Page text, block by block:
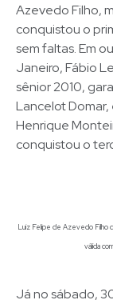
Azevedo Filho,
conquistou o
sem faltas. Em
Janeiro, Fábio
sênior 2010,
Lancelot Domar,
Henrique
conquistou o
Luiz Felipe de Azevedo Filho
válida
Já no sábado,